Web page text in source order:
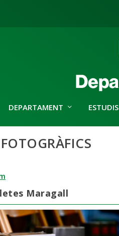
DEPARTAMENT ESTUDIS
Maragall